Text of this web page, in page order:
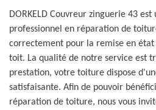
DORKELD Couvreur zinguerie 43
professionnel en réparation de
correctement pour la remise en
toit. La qualité de notre service est
prestation, votre toiture dispose
satisfaisante. Afin de pouvoir
réparation de toiture, nous vous